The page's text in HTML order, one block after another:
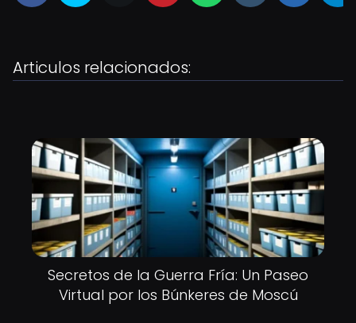
Articulos relacionados:
Secretos de la Guerra Fría: Un Paseo
Virtual por los Búnkeres de Moscú